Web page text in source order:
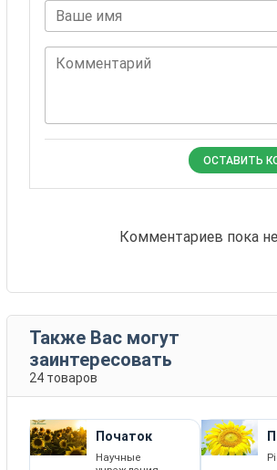
Ваше имя
Комментарий
ОСТАВИТЬ
Комментариев пока
Также Вас могут
заинтересовать
24 товаров
Початок
Научные